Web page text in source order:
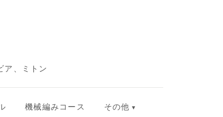
ア、ミトン
機械編みコース その他